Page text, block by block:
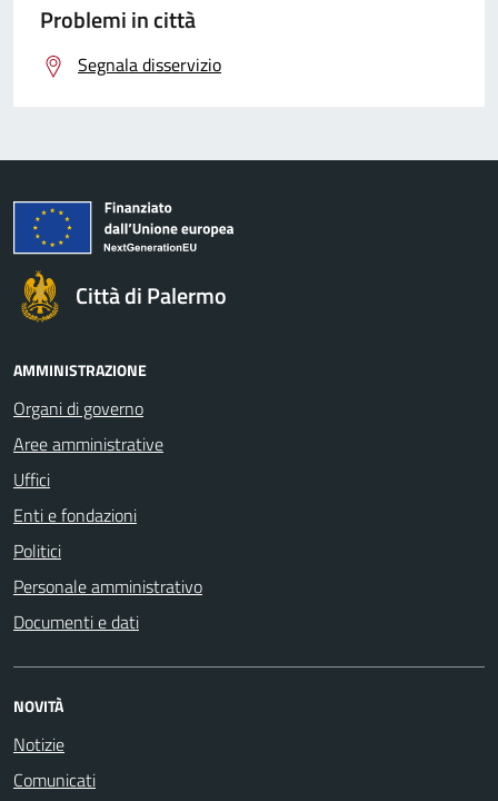
Problemi in città
Segnala disservizio
Città di Palermo
AMMINISTRAZIONE
Organi di governo
Aree amministrative
Uffici
Enti e fondazioni
Politici
Personale amministrativo
Documenti e dati
NOVITÀ
Notizie
Comunicati